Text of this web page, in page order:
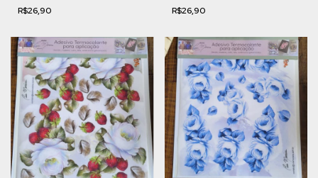
R$26,90
R$26,90